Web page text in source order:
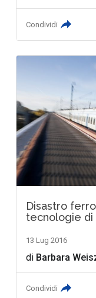
Condividi
Disastro
tecnologie di
13 Lug 2016
di Barbara
Condividi